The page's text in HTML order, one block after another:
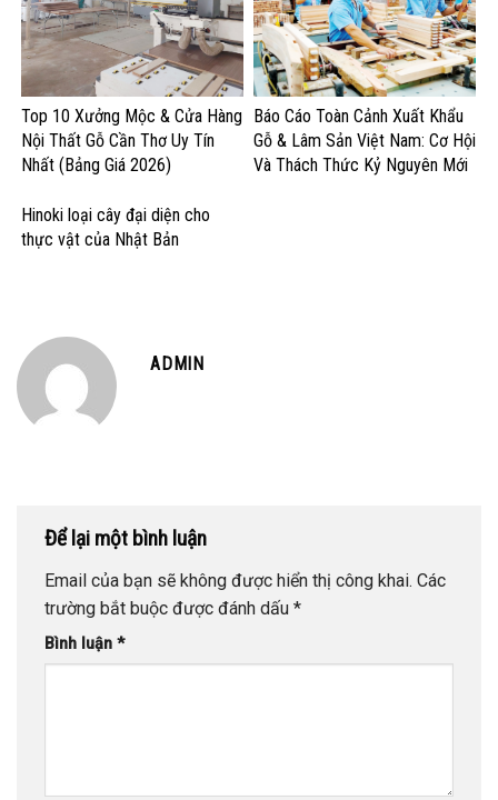
Top 10 Xưởng Mộc & Cửa Hàng
Nội Thất Gỗ Cần Thơ Uy Tín
Nhất (Bảng Giá 2026)
Báo Cáo Toàn Cảnh Xuất Khẩu
Gỗ & Lâm Sản Việt Nam: Cơ Hội
Và Thách Thức Kỷ Nguyên Mới
Hinoki loại cây đại diện cho
thực vật của Nhật Bản
ADMIN
Để lại một bình luận
Email của bạn sẽ không được hiển thị công khai. Các
trường bắt buộc được đánh dấu *
Bình luận *